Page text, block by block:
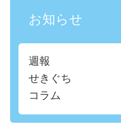
お知らせ
週報
せきぐち
コラム